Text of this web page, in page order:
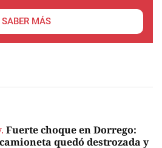
SABER MÁS
Fuerte choque en Dorrego:
quedó destrozada y